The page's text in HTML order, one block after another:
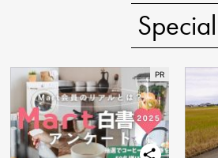
Special